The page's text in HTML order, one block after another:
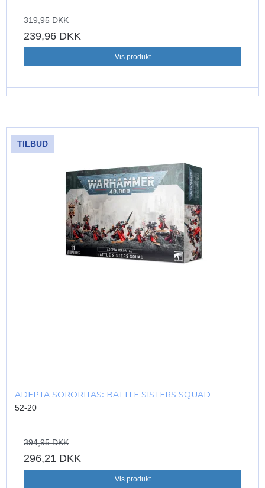
319,95 DKK
239,96 DKK
Vis produkt
TILBUD
ADEPTA SORORITAS: BATTLE SISTERS SQUAD
52-20
394,95 DKK
296,21 DKK
Vis produkt